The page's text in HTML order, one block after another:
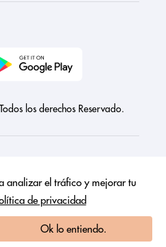
analizar el tráfico y mejorar tu
de privacidad
Ok lo entiendo.
los derechos Reservado.
Germany India Ireland
Israel
Philippines
United Kingdom United States